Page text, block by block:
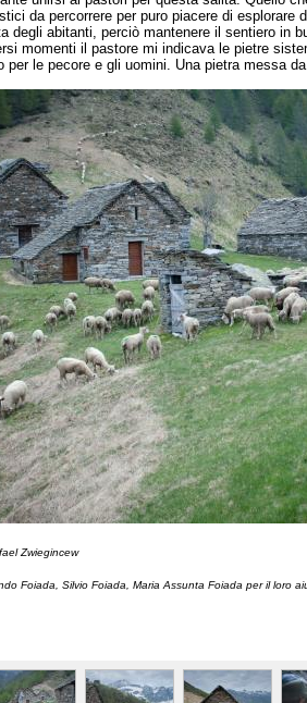
da percorrere per puro piacere di esplorare
degli abitanti, perciò mantenere il sentiero in
momenti il pastore mi indicava le pietre
per le pecore e gli uomini. Una pietra messa
Zwiegincew
Foiada, Silvio Foiada, Maria Assunta Foiada per il loro